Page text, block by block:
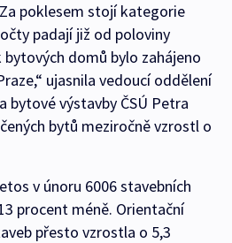
poklesem stojí kategorie
padají již od poloviny
domů bylo zahájeno
ujasnila vedoucí oddělení
výstavby ČSÚ Petra
bytů meziročně vzrostl o
v únoru 6006 stavebních
procent méně. Orientační
přesto vzrostla o 5,3